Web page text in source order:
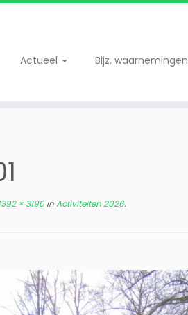
Actueel Bijz. waarnemingen
× 3190inActiviteiten 2026.